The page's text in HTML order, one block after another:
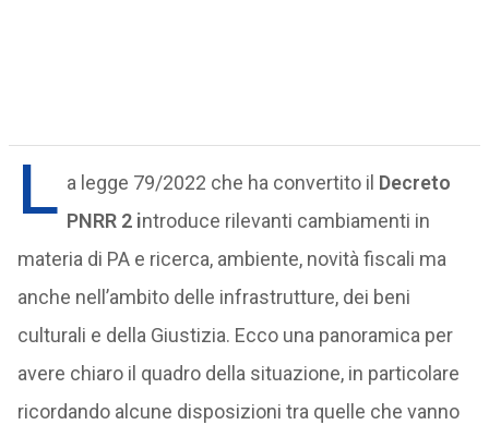
L a legge 79/2022 che ha convertito il Decreto
PNRR 2 introduce rilevanti cambiamenti in
materia di PA e ricerca, ambiente, novità fiscali ma
anche nell’ambito delle infrastrutture, dei beni
culturali e della Giustizia. Ecco una panoramica per
avere chiaro il quadro della situazione, in particolare
ricordando alcune disposizioni tra quelle che vanno